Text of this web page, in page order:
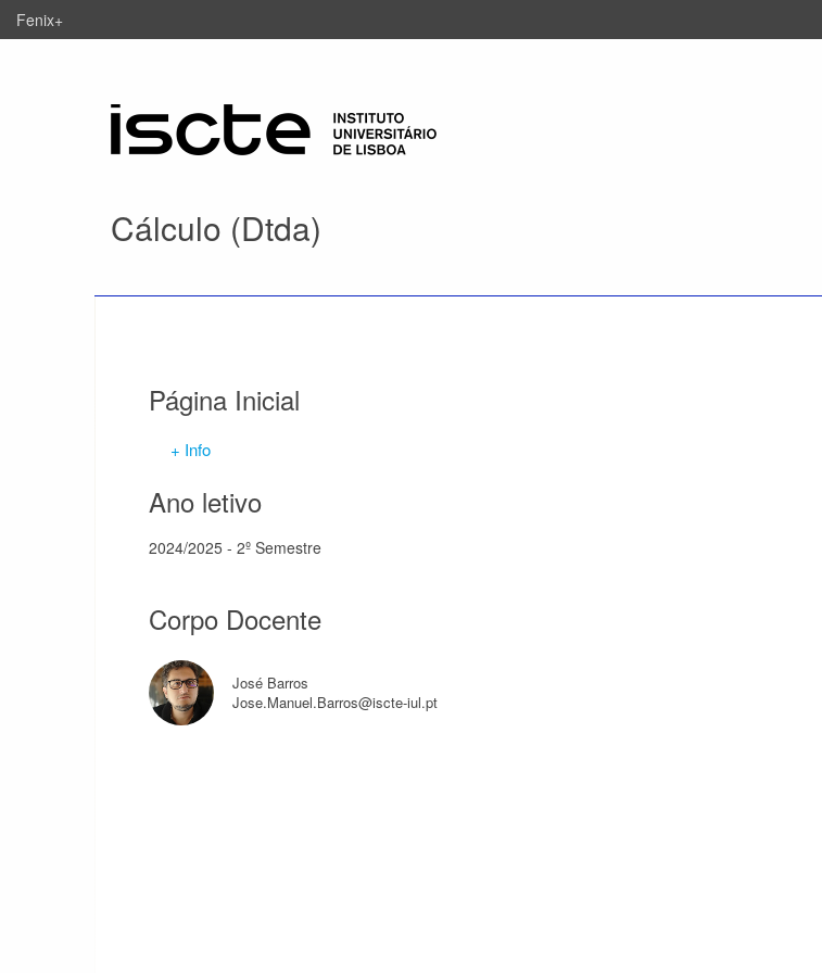
Fenix+
Cálculo (Dtda)
Página Inicial
+ Info
Ano letivo
2024/2025 - 2º Semestre
Corpo Docente
José Barros
Jose.Manuel.Barros@iscte-iul.pt